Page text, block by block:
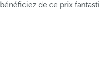
bénéficiez de ce prix